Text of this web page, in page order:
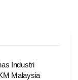
Industri
Malaysia